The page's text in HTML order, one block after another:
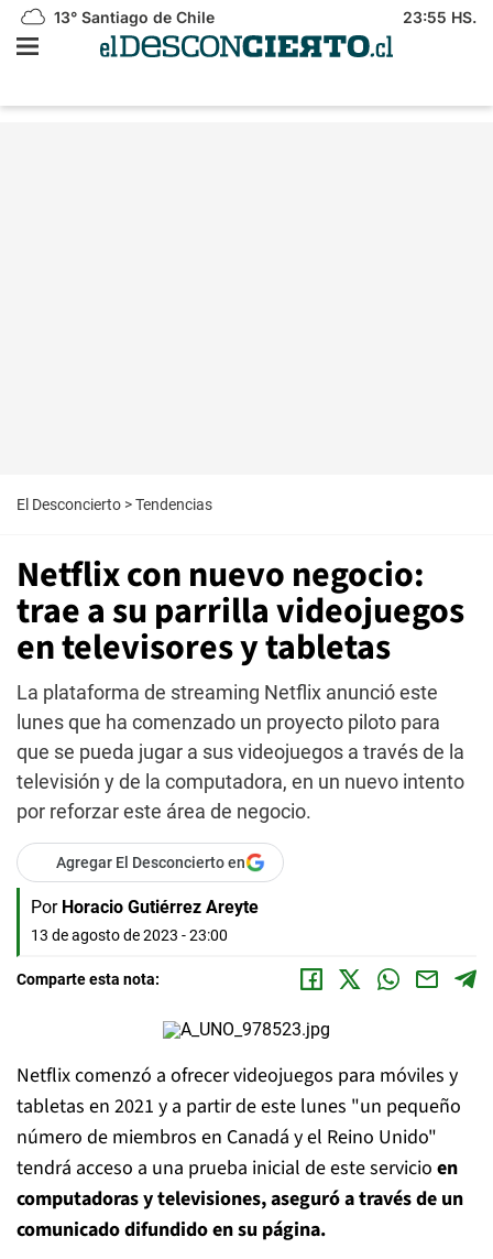
13° Santiago de Chile 23:55 HS.
El Desconcierto >Tendencias
Netflix con nuevo negocio:
trae a su parrilla videojuegos
en televisores y tabletas
La plataforma de streaming Netflix anunció este
lunes que ha comenzado un proyecto piloto para
que se pueda jugar a sus videojuegos a través de la
televisión y de la computadora, en un nuevo intento
por reforzar este área de negocio.
Agregar El Desconcierto en
Por Horacio Gutiérrez Areyte
13 de agosto de 2023 - 23:00
Comparte esta nota:
Netflix comenzó a ofrecer videojuegos para móviles y
tabletas en 2021 y a partir de este lunes "un pequeño
número de miembros en Canadá y el Reino Unido"
tendrá acceso a una prueba inicial de este servicio en
computadoras y televisiones, aseguró a través de un
comunicado difundido en su página.